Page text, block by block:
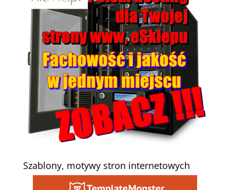
Szablony, motywy stron internetowych